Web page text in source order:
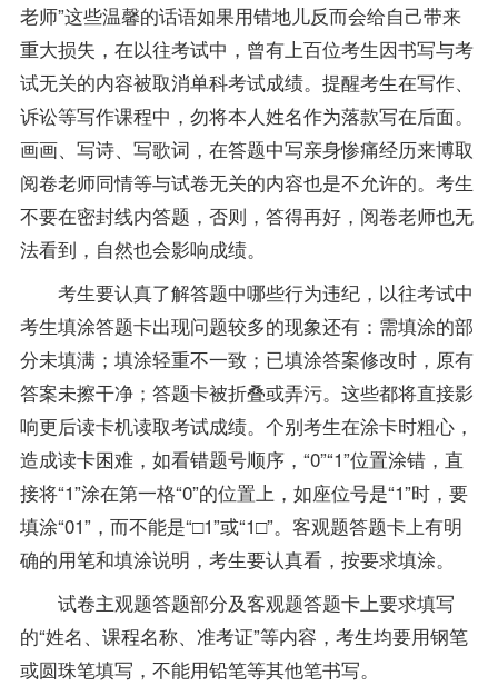
老师”这些温馨的话语如果用错地儿反而会给自己带来
重大损失，在以往考试中，曾有上百位考生因书写与考
试无关的内容被取消单科考试成绩。提醒考生在写作、
诉讼等写作课程中，勿将本人姓名作为落款写在后面。
画画、写诗、写歌词，在答题中写亲身惨痛经历来博取
阅卷老师同情等与试卷无关的内容也是不允许的。考生
不要在密封线内答题，否则，答得再好，阅卷老师也无
法看到，自然也会影响成绩。
考生要认真了解答题中哪些行为违纪，以往考试中
考生填涂答题卡出现问题较多的现象还有：需填涂的部
分未填满；填涂轻重不一致；已填涂答案修改时，原有
答案未擦干净；答题卡被折叠或弄污。这些都将直接影
响更后读卡机读取考试成绩。个别考生在涂卡时粗心，
造成读卡困难，如看错题号顺序，“0”“1”位置涂错，直
接将“1”涂在第一格“0”的位置上，如座位号是“1”时，要
填涂“01”，而不能是“□1”或“1□”。客观题答题卡上有明
确的用笔和填涂说明，考生要认真看，按要求填涂。
试卷主观题答题部分及客观题答题卡上要求填写
的“姓名、课程名称、准考证”等内容，考生均要用钢笔
或圆珠笔填写，不能用铅笔等其他笔书写。